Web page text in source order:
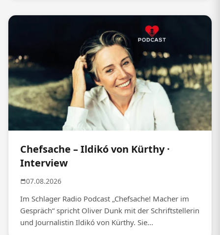
Chefsache – Ildikó von Kürthy ·
Interview
07.08.2026
Im Schlager Radio Podcast „Chefsache! Macher im
Gespräch“ spricht Oliver Dunk mit der Schriftstellerin
und Journalistin Ildikó von Kürthy. Sie...